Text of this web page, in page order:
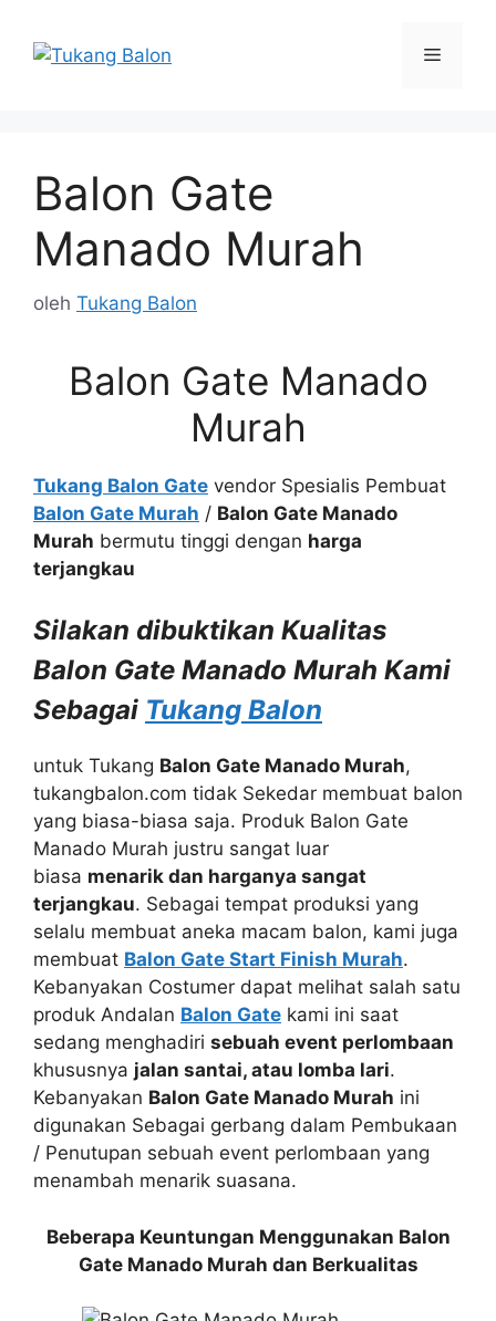
Menu
Balon Gate
Manado Murah
oleh Tukang Balon
Balon Gate Manado
Murah
Tukang Balon Gate vendor Spesialis Pembuat
Balon Gate Murah / Balon Gate Manado
Murah bermutu tinggi dengan harga
terjangkau
Silakan dibuktikan Kualitas
Balon Gate Manado Murah Kami
Sebagai Tukang Balon
untuk Tukang Balon Gate Manado Murah,
tukangbalon.com tidak Sekedar membuat balon
yang biasa-biasa saja. Produk Balon Gate
Manado Murah justru sangat luar
biasa menarik dan harganya sangat
terjangkau. Sebagai tempat produksi yang
selalu membuat aneka macam balon, kami juga
membuat Balon Gate Start Finish Murah.
Kebanyakan Costumer dapat melihat salah satu
produk Andalan Balon Gate kami ini saat
sedang menghadiri sebuah event perlombaan
khususnya jalan santai, atau lomba lari.
Kebanyakan Balon Gate Manado Murah ini
digunakan Sebagai gerbang dalam Pembukaan
/ Penutupan sebuah event perlombaan yang
menambah menarik suasana.
Beberapa Keuntungan Menggunakan Balon
Gate Manado Murah dan Berkualitas